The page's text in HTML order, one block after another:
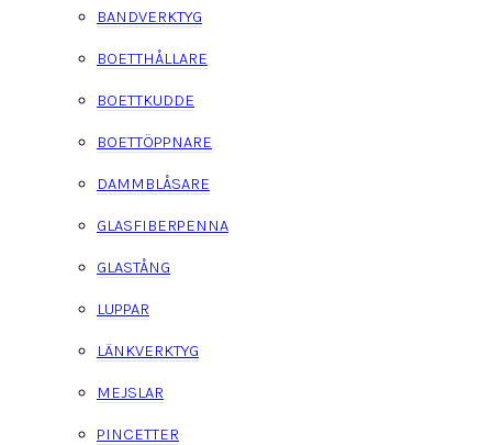
BANDVERKTYG
BOETTHÅLLARE
BOETTKUDDE
BOETTÖPPNARE
DAMMBLÅSARE
GLASFIBERPENNA
GLASTÅNG
LUPPAR
LÄNKVERKTYG
MEJSLAR
PINCETTER